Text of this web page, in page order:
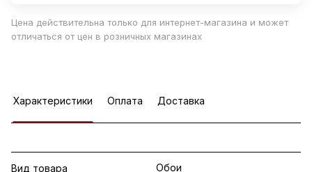
Цена действительна только для интернет-магазина и может
отличаться от цен в розничных магазинах
Характеристики Оплата Доставка
Вид товара Обои